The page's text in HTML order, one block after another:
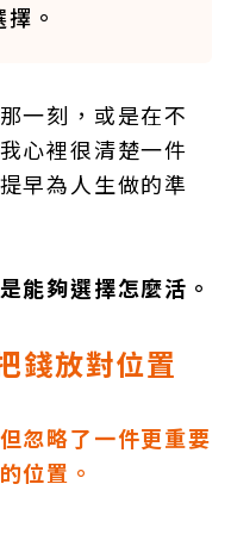
。
一刻，或是在不
心裡很清楚一件
早為人生做的準
能夠選擇怎麼活。
錢放對位置
忽略了一件更重要
位置。